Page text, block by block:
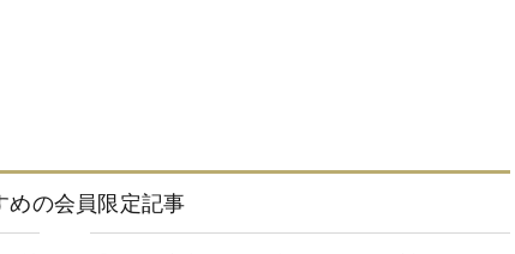
めの会員限定記事